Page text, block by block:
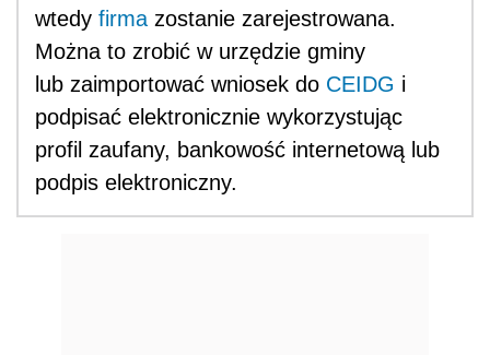
wtedy firma zostanie zarejestrowana.
Można to zrobić w urzędzie gminy
lub zaimportować wniosek do CEIDG i
podpisać elektronicznie wykorzystując
profil zaufany, bankowość internetową lub
podpis elektroniczny.